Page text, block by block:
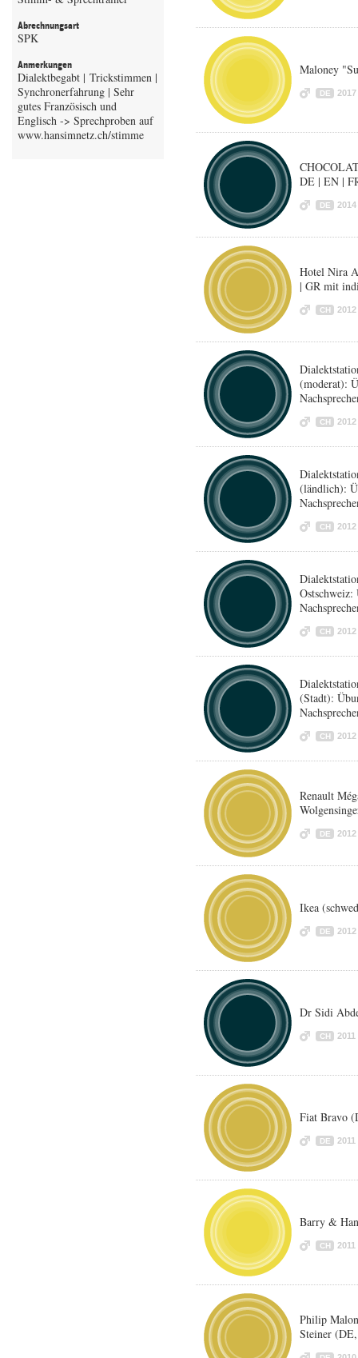
Abrechnungsart
SPK
Anmerkungen
Dialektbegabt | Trickstimmen |
Synchronerfahrung | Sehr
gutes Französisch und
Englisch -> Sprechproben auf
Maloney
DE 2017
DE | EN |
DE 2014
Hotel Nira
| GR mit
CH 2012
(moderat):
CH 2012
(ländlich):
CH 2012
Ostschweiz:
CH 2012
(Stadt):
CH 2012
Renault
DE 2012
Ikea
DE 2012
Dr Sidi
CH 2011
Fiat Bravo
DE 2011
Barry &
CH 2011
Philip
Steiner